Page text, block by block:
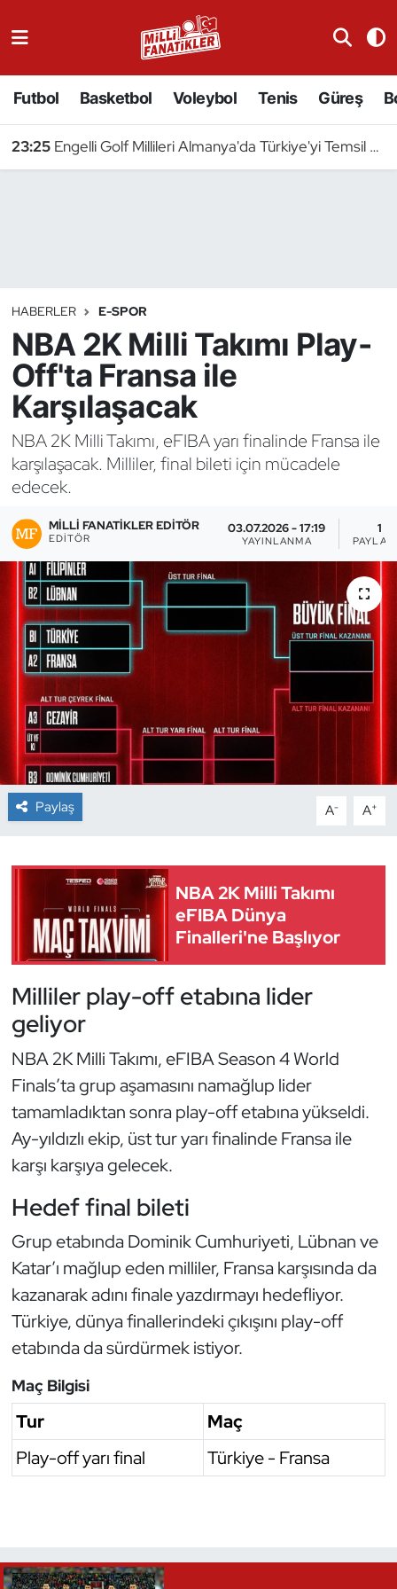
Futbol Basketbol Voleybol Tenis Güreş
23:25 Engelli Golf Millileri Almanya'da Türkiye'yi Temsil Edecek
HABERLER E-SPOR
NBA 2K Milli Takımı Play-
Off'ta Fransa ile
Karşılaşacak
NBA 2K Milli Takımı, eFIBA yarı finalinde Fransa ile
karşılaşacak. Milliler, final bileti için mücadele
edecek.
MILLI FANATIKLER EDITÖR
EDITÖR
03.07.2026 - 17:19
YAYINLANMA
1
Paylaş A- A+
NBA 2K Milli Takımı
eFIBA Dünya
Finalleri'ne Başlıyor
Milliler play-off etabına lider
geliyor
NBA 2K Milli Takımı, eFIBA Season 4 World
Finals’ta grup aşamasını namağlup lider
tamamladıktan sonra play-off etabına yükseldi.
Ay-yıldızlı ekip, üst tur yarı finalinde Fransa ile
karşı karşıya gelecek.
Hedef final bileti
Grup etabında Dominik Cumhuriyeti, Lübnan ve
Katar’ı mağlup eden milliler, Fransa karşısında da
kazanarak adını finale yazdırmayı hedefliyor.
Türkiye, dünya finallerindeki çıkışını play-off
etabında da sürdürmek istiyor.
Maç Bilgisi
Tur
Maç
Play-off yarı final
Türkiye - Fransa
Badminton
Binicilik
Bisiklet
Bocce Bowling Dart
Boks
Briç
Buz Hokeyi
Buz Pateni
Çim Hokeyi
Cimnastik
Dağcılık
Dövüş Sanatı
E-Spor
Futbol
Futsal
Genel
Güreş
Halter
Hava Sporları
Hentbol
İşitme Engelli Sporcular
Kano ve Rafting
Kayak